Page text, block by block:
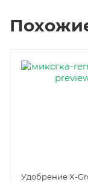
Удобрение X-